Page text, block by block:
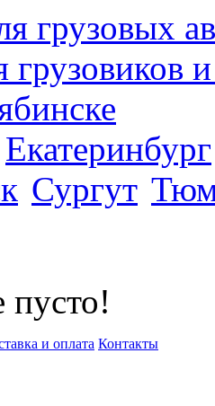
Екатеринбург
Сургут
пусто!
и оплата Контакты